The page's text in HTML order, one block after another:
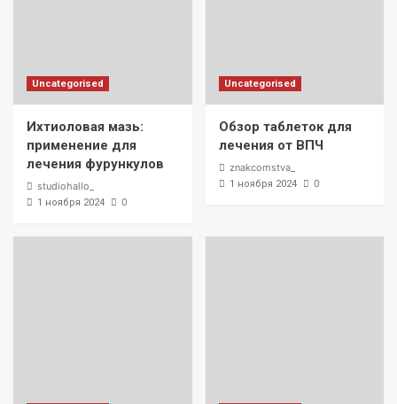
Uncategorised
Ихтиоловая мазь:
применение для
лечения фурункулов
studiohallo_
1 ноября 2024 0
Uncategorised
Обзор таблеток для
лечения от ВПЧ
znakcomstva_
1 ноября 2024 0